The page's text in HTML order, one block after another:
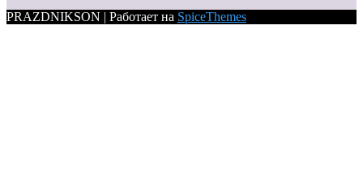
PRAZDNIKSON | Работает на SpiceThemes